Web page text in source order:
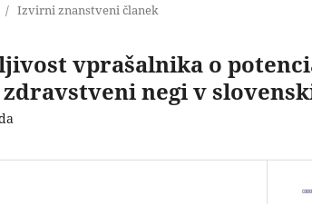
/ Izvirni znanstveni članek
vprašalnika o
negi v